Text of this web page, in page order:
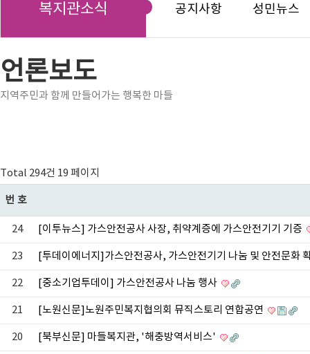
복지관소식 공지사항 성민뉴스
언론보도
지역주민과 함께 만들어가는 행복한 마들
Total 294건 19 페이지
번호
24 [이투뉴스] 가스안전공사 사장, 취약계증에 가스안전기기 기증
23 [투데이에너지]가스안전공사, 가스안전기기 나눔 및 안전문화
22 [중소기업투데이] 가스안전공사 나눔 행사
21 [노원신문]노원주민복지협의회 뮤직스토리 연합공연
20 [북부신문] 마들복지관, '해충방역서비스'